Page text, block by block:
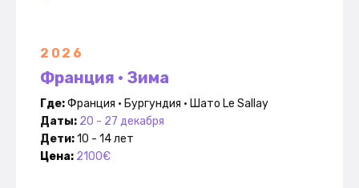
2026
Франция • Зима
Где:Франция • Бургундия • Шато Le Sallay
Даты: 20 - 27 декабря
Дети:10 - 14 лет
Цена: 2100€